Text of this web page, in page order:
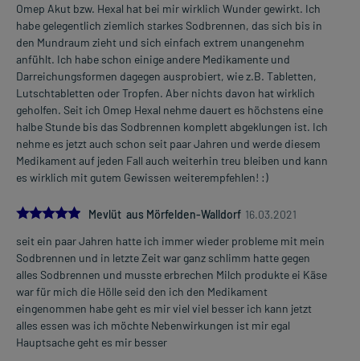
Omep Akut bzw. Hexal hat bei mir wirklich Wunder gewirkt. Ich
habe gelegentlich ziemlich starkes Sodbrennen, das sich bis in
den Mundraum zieht und sich einfach extrem unangenehm
anfühlt. Ich habe schon einige andere Medikamente und
Darreichungsformen dagegen ausprobiert, wie z.B. Tabletten,
Lutschtabletten oder Tropfen. Aber nichts davon hat wirklich
geholfen. Seit ich Omep Hexal nehme dauert es höchstens eine
halbe Stunde bis das Sodbrennen komplett abgeklungen ist. Ich
nehme es jetzt auch schon seit paar Jahren und werde diesem
Medikament auf jeden Fall auch weiterhin treu bleiben und kann
es wirklich mit gutem Gewissen weiterempfehlen! :)
5.0
Mevlüt aus Mörfelden-Walldorf 16.03.2021
seit ein paar Jahren hatte ich immer wieder probleme mit mein
Sodbrennen und in letzte Zeit war ganz schlimm hatte gegen
alles Sodbrennen und musste erbrechen Milch produkte ei Käse
war für mich die Hölle seid den ich den Medikament
eingenommen habe geht es mir viel viel besser ich kann jetzt
alles essen was ich möchte Nebenwirkungen ist mir egal
Hauptsache geht es mir besser